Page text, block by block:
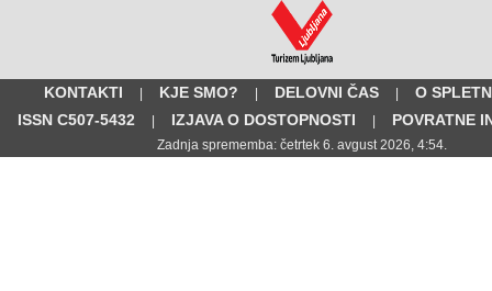
KONTAKTI | KJE SMO? | DELOVNI ČAS |
O
ISSN C507-5432
| IZJAVA O DOSTOPNOSTI | POVRATNE
Zadnja sprememba: četrtek 6. avgust 2026, 4:54.